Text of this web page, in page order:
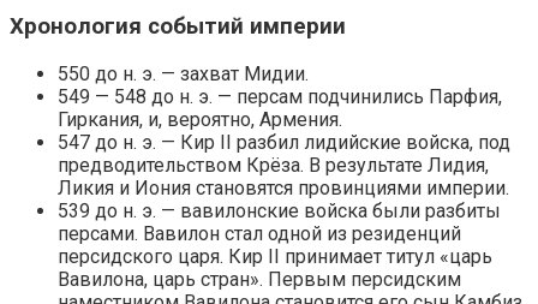
Хронология событий империи
550 до н. э. — захват Мидии.
549 — 548 до н. э. — персам подчинились Парфия,
Гиркания, и, вероятно, Армения.
547 до н. э. — Кир II разбил лидийские войска, под
предводительством Крёза. В результате Лидия,
Ликия и Иония становятся провинциями империи.
539 до н. э. — вавилонские войска были разбиты
персами. Вавилон стал одной из резиденций
персидского царя. Кир II принимает титул «царь
Вавилона, царь стран». Первым персидским